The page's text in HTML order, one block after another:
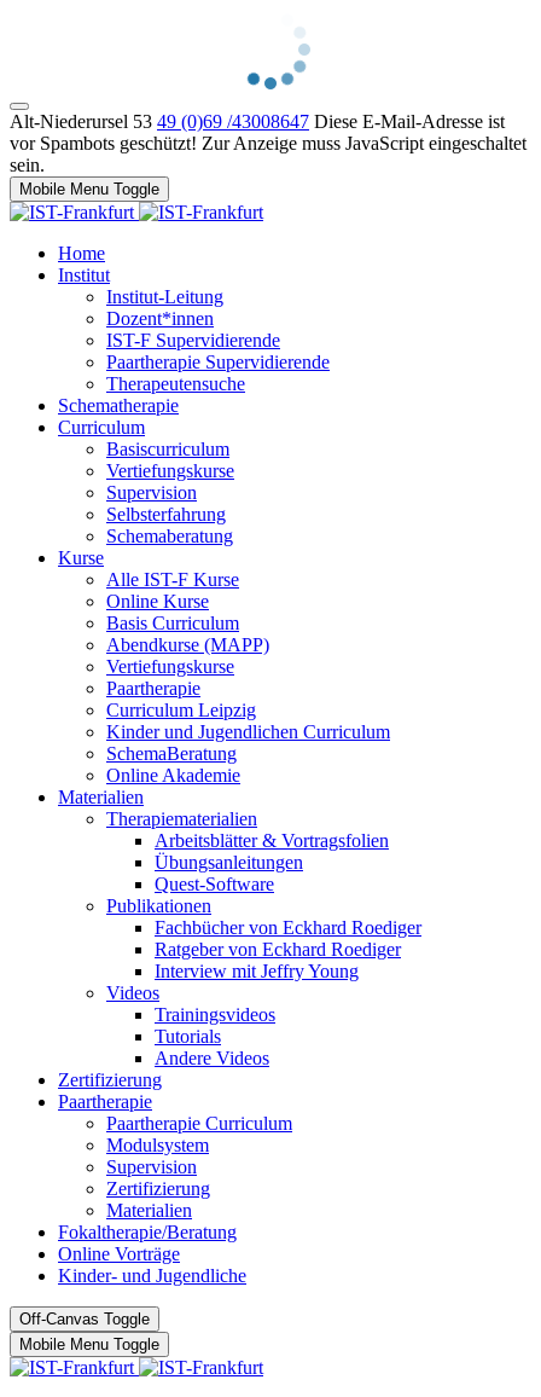
Alt-Niederursel 53 49 (0)69 /43008647 Diese E-Mail-Adresse ist
vor Spambots geschützt! Zur Anzeige muss JavaScript eingeschaltet
sein.
Mobile Menu Toggle
Home
Institut
Institut-Leitung
Dozent*innen
IST-F Supervidierende
Paartherapie Supervidierende
Therapeutensuche
Schematherapie
Curriculum
Basiscurriculum
Vertiefungskurse
Supervision
Selbsterfahrung
Schemaberatung
Kurse
Alle IST-F Kurse
Online Kurse
Basis Curriculum
Abendkurse (MAPP)
Vertiefungskurse
Paartherapie
Curriculum Leipzig
Kinder und Jugendlichen Curriculum
SchemaBeratung
Online Akademie
Materialien
Therapiematerialien
Arbeitsblätter & Vortragsfolien
Übungsanleitungen
Quest-Software
Publikationen
Fachbücher von Eckhard Roediger
Ratgeber von Eckhard Roediger
Interview mit Jeffry Young
Videos
Trainingsvideos
Tutorials
Andere Videos
Zertifizierung
Paartherapie
Paartherapie Curriculum
Modulsystem
Supervision
Zertifizierung
Materialien
Fokaltherapie/Beratung
Online Vorträge
Kinder- und Jugendliche
Off-Canvas Toggle
Mobile Menu Toggle